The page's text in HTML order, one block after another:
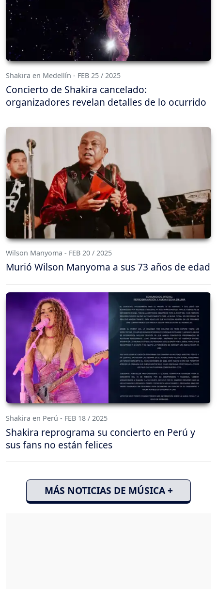
Shakira en Medellín - FEB 25 / 2025
Concierto de Shakira cancelado:
organizadores revelan detalles de lo ocurrido
Wilson Manyoma - FEB 20 / 2025
Murió Wilson Manyoma a sus 73 años de edad
Shakira en Perú - FEB 18 / 2025
Shakira reprograma su concierto en Perú y
sus fans no están felices
MÁS NOTICIAS DE MÚSICA +